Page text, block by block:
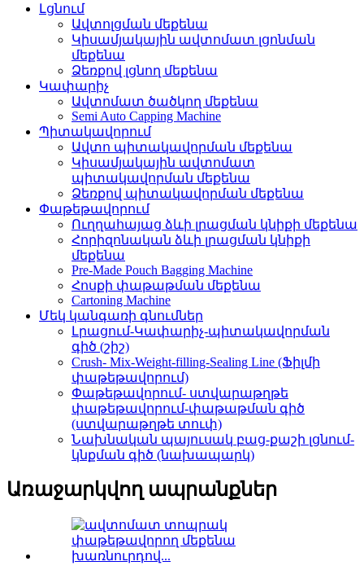
Լցնում
Ավտոլցման մեքենա
Կիսամյակային ավտոմատ լցոնման
մեքենա
Ձեռքով լցնող մեքենա
Կափարիչ
Ավտոմատ ծածկող մեքենա
Semi Auto Capping Machine
Պիտակավորում
Ավտո պիտակավորման մեքենա
Կիսամյակային ավտոմատ
պիտակավորման մեքենա
Ձեռքով պիտակավորման մեքենա
Փաթեթավորում
Ուղղահայաց ձևի լրացման կնիքի մեքենա
Հորիզոնական ձևի լրացման կնիքի
մեքենա
Pre-Made Pouch Bagging Machine
Հոսքի փաթաթման մեքենա
Cartoning Machine
Մեկ կանգառի գնումներ
Լրացում-Կափարիչ-պիտակավորման
գիծ (շիշ)
Crush- Mix-Weight-filling-Sealing Line (Ֆիլմի
փաթեթավորում)
Փաթեթավորում- ստվարաթղթե
փաթեթավորում-փաթաթման գիծ
(ստվարաթղթե տուփ)
Նախնական պայուսակ բաց-քաշի լցնում-
կնքման գիծ (նախապարկ)
Առաջարկվող ապրանքներ